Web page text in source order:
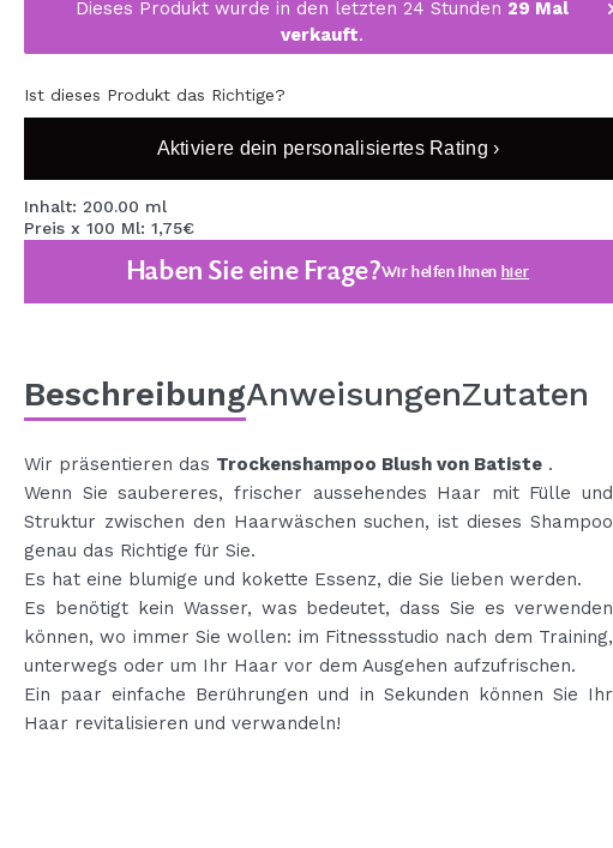
TRAVEL SIZE
SPECIALS
OUTLET
BALD VERFÜGBAR
Dieses Produkt wurde in den letzten 24 Stunden 29 Mal
verkauft.
Ist dieses Produkt das Richtige?
Aktiviere dein personalisiertes Rating ›
Inhalt: 200.00 ml
Preis x 100 Ml: 1,75€
Haben Sie eine Frage?Wir helfen Ihnen hier
BeschreibungAnweisungenZutaten
Wir präsentieren das Trockenshampoo Blush von Batiste .
Wenn Sie saubereres, frischer aussehendes Haar mit Fülle und
Struktur zwischen den Haarwäschen suchen, ist dieses Shampoo
genau das Richtige für Sie.
Es hat eine blumige und kokette Essenz, die Sie lieben werden.
Es benötigt kein Wasser, was bedeutet, dass Sie es verwenden
können, wo immer Sie wollen: im Fitnessstudio nach dem Training,
unterwegs oder um Ihr Haar vor dem Ausgehen aufzufrischen.
Ein paar einfache Berührungen und in Sekunden können Sie Ihr
Haar revitalisieren und verwandeln!